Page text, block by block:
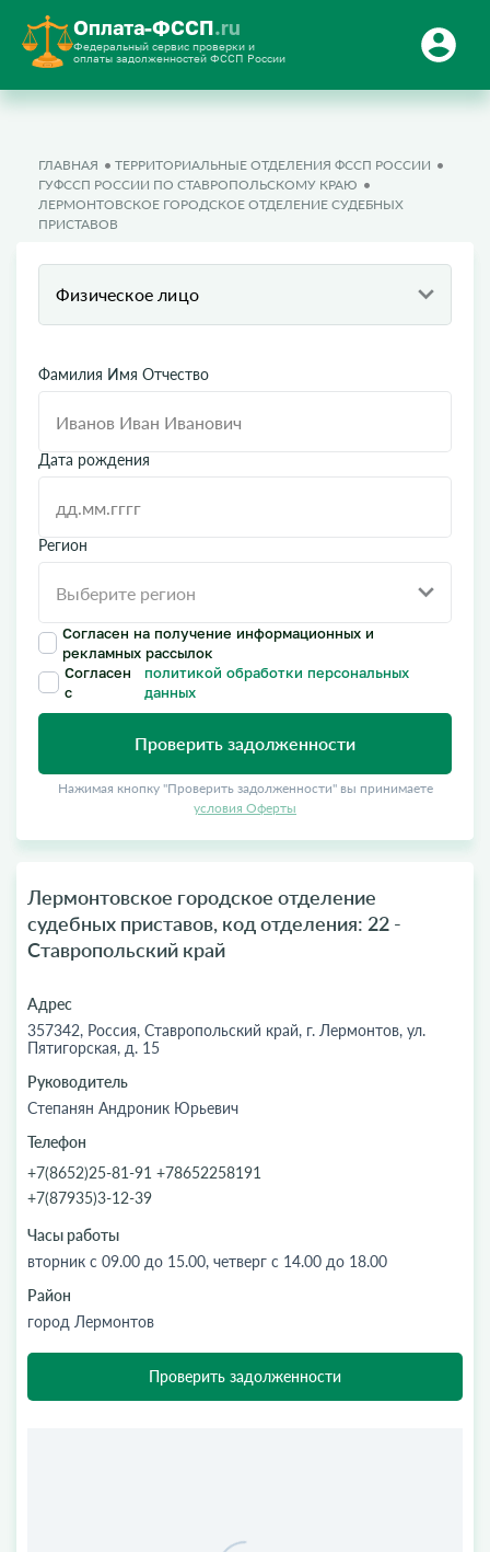
Оплата-ФССП.ru
Федеральный сервис проверки и
оплаты задолженностей ФССП России
ГЛАВНАЯ
ТЕРРИТОРИАЛЬНЫЕ ОТДЕЛЕНИЯ ФССП РОССИИ
ГУФССП РОССИИ ПО СТАВРОПОЛЬСКОМУ КРАЮ
ЛЕРМОНТОВCКОЕ ГОРОДСКОЕ ОТДЕЛЕНИЕ СУДЕБНЫХ
ПРИСТАВОВ
Физическое лицо
Фамилия Имя Отчество
Дата рождения
Регион
Согласен на получение информационных и
рекламных рассылок
Согласен
с
политикой обработки персональных
данных
Проверить задолженности
Нажимая кнопку "Проверить задолженности" вы принимаете
условия Оферты
Лермонтовcкое городское отделение
судебных приставов, код отделения: 22 -
Ставропольский край
Адрес
357342, Россия, Ставропольский край, г. Лермонтов, ул.
Пятигорская, д. 15
Руководитель
Степанян Андроник Юрьевич
Телефон
+7(8652)25-81-91 +78652258191
+7(87935)3-12-39
Часы работы
вторник с 09.00 до 15.00, четверг с 14.00 до 18.00
Район
город Лермонтов
Проверить задолженности